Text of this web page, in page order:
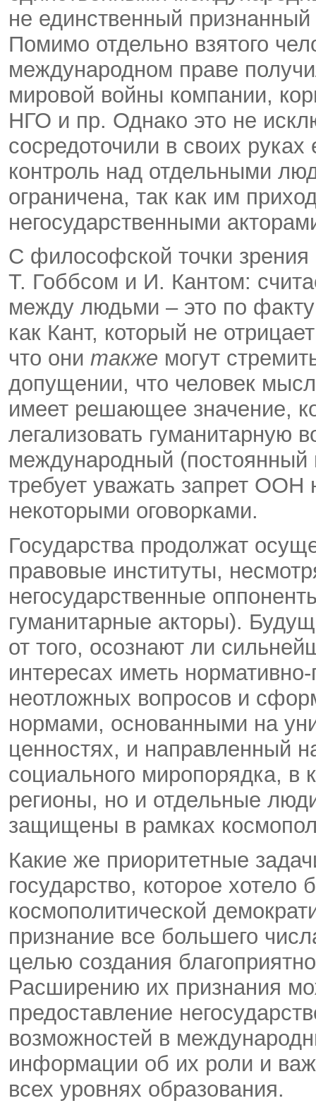
не единственный
Помимо отдельно взятого
международном праве
мировой войны компании,
НГО и пр. Однако это не
сосредоточили в своих
контроль над отдельными
ограничена, так как им
негосударственными
С философской точки
Т. Гоббсом и И. Кантом:
между людьми – это по
как Кант, который не
что они также могут
допущении, что человек
имеет решающее значение,
легализовать гуманитарную
международный
требует уважать запрет ООН
некоторыми оговорками.
Государства продолжат
правовые институты,
негосударственные
гуманитарные акторы).
от того, осознают ли
интересах иметь
неотложных вопросов и
нормами, основанными на
ценностях, и направленный
социального миропорядка, в
регионы, но и отдельные
защищены в рамках
Какие же приоритетные
государство, которое хотело
космополитической
признание все большего
целью создания
Расширению их признания
предоставление
возможностей в
информации об их роли и
всех уровнях образования.